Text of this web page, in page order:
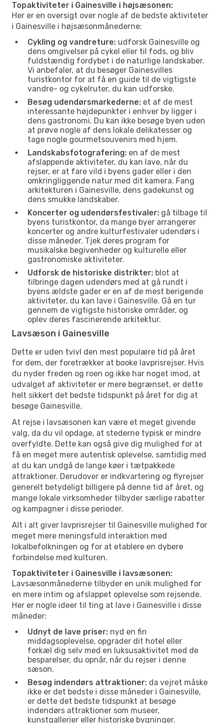
Topaktiviteter i Gainesville i højsæsonen:
Her er en oversigt over nogle af de bedste aktiviteter
i Gainesville i højsæsonmånederne:
Cykling og vandreture: udforsk Gainesville og
dens omgivelser på cykel eller til fods, og bliv
fuldstændig fordybet i de naturlige landskaber.
Vi anbefaler, at du besøger Gainesvilles
turistkontor for at få en guide til de vigtigste
vandre- og cykelruter, du kan udforske.
Besøg udendørsmarkederne: et af de mest
interessante højdepunkter i enhver by ligger i
dens gastronomi. Du kan ikke besøge byen uden
at prøve nogle af dens lokale delikatesser og
tage nogle gourmetsouvenirs med hjem.
Landskabsfotografering: en af de mest
afslappende aktiviteter, du kan lave, når du
rejser, er at fare vild i byens gader eller i den
omkringliggende natur med dit kamera. Fang
arkitekturen i Gainesville, dens gadekunst og
dens smukke landskaber.
Koncerter og udendørsfestivaler: gå tilbage til
byens turistkontor, da mange byer arrangerer
koncerter og andre kulturfestivaler udendørs i
disse måneder. Tjek deres program for
musikalske begivenheder og kulturelle eller
gastronomiske aktiviteter.
Udforsk de historiske distrikter: blot at
tilbringe dagen udendørs med at gå rundt i
byens ældste gader er en af de mest berigende
aktiviteter, du kan lave i Gainesville. Gå en tur
gennem de vigtigste historiske områder, og
oplev deres fascinerende arkitektur.
Lavsæson i Gainesville
Dette er uden tvivl den mest populære tid på året
for dem, der foretrækker at booke lavprisrejser. Hvis
du nyder freden og roen og ikke har noget imod, at
udvalget af aktiviteter er mere begrænset, er dette
helt sikkert det bedste tidspunkt på året for dig at
besøge Gainesville.
At rejse i lavsæsonen kan være et meget givende
valg, da du vil opdage, at stederne typisk er mindre
overfyldte. Dette kan også give dig mulighed for at
få en meget mere autentisk oplevelse, samtidig med
at du kan undgå de lange køer i tætpakkede
attraktioner. Derudover er indkvartering og flyrejser
generelt betydeligt billigere på denne tid af året, og
mange lokale virksomheder tilbyder særlige rabatter
og kampagner i disse perioder.
Alt i alt giver lavprisrejser til Gainesville mulighed for
meget mere meningsfuld interaktion med
lokalbefolkningen og for at etablere en dybere
forbindelse med kulturen.
Topaktiviteter i Gainesville i lavsæsonen:
Lavsæsonmånederne tilbyder en unik mulighed for
en mere intim og afslappet oplevelse som rejsende.
Her er nogle ideer til ting at lave i Gainesville i disse
måneder:
Udnyt de lave priser: nyd en fin
middagsoplevelse, opgrader dit hotel eller
forkæl dig selv med en luksusaktivitet med de
besparelser, du opnår, når du rejser i denne
sæson.
Besøg indendørs attraktioner: da vejret måske
ikke er det bedste i disse måneder i Gainesville,
er dette det bedste tidspunkt at besøge
indendørs attraktioner som museer,
kunstgallerier eller historiske bygninger.